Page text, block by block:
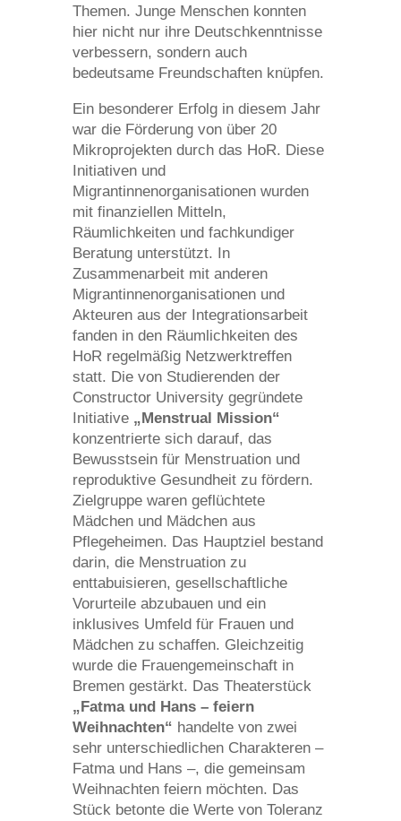
Themen. Junge Menschen konnten
hier nicht nur ihre Deutschkenntnisse
verbessern, sondern auch
bedeutsame Freundschaften knüpfen.
Ein besonderer Erfolg in diesem Jahr
war die Förderung von über 20
Mikroprojekten durch das HoR. Diese
Initiativen und
Migrantinnenorganisationen wurden
mit finanziellen Mitteln,
Räumlichkeiten und fachkundiger
Beratung unterstützt. In
Zusammenarbeit mit anderen
Migrantinnenorganisationen und
Akteuren aus der Integrationsarbeit
fanden in den Räumlichkeiten des
HoR regelmäßig Netzwerktreffen
statt. Die von Studierenden der
Constructor University gegründete
Initiative „Menstrual Mission“
konzentrierte sich darauf, das
Bewusstsein für Menstruation und
reproduktive Gesundheit zu fördern.
Zielgruppe waren geflüchtete
Mädchen und Mädchen aus
Pflegeheimen. Das Hauptziel bestand
darin, die Menstruation zu
enttabuisieren, gesellschaftliche
Vorurteile abzubauen und ein
inklusives Umfeld für Frauen und
Mädchen zu schaffen. Gleichzeitig
wurde die Frauengemeinschaft in
Bremen gestärkt. Das Theaterstück
„Fatma und Hans – feiern
Weihnachten“ handelte von zwei
sehr unterschiedlichen Charakteren –
Fatma und Hans –, die gemeinsam
Weihnachten feiern möchten. Das
Stück betonte die Werte von Toleranz